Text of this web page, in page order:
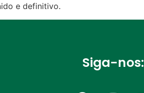
e definitivo.
Siga-nos: